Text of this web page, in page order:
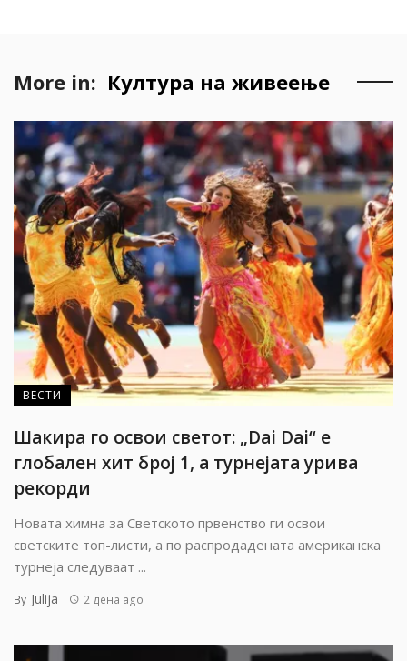
More in: Култура на живеење
ВЕСТИ
Шакира го освои светот: „Dai Dai“ е
глобален хит број 1, а турнејата урива
рекорди
Новата химна за Светското првенство ги освои
светските топ-листи, а по распродадената американска
турнеја следуваат ...
By Julija 2 дена ago